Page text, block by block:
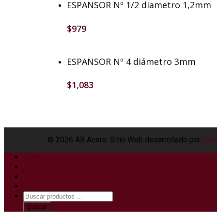
ESPANSOR Nº 1/2 diametro 1,2mm
$979
Añadir Al Carrito
ESPANSOR Nº 4 diámetro 3mm
$1,083
© 2026 AB Acero. Sitio Web desarrollado por
Búsqueda
de
productos
Buscar